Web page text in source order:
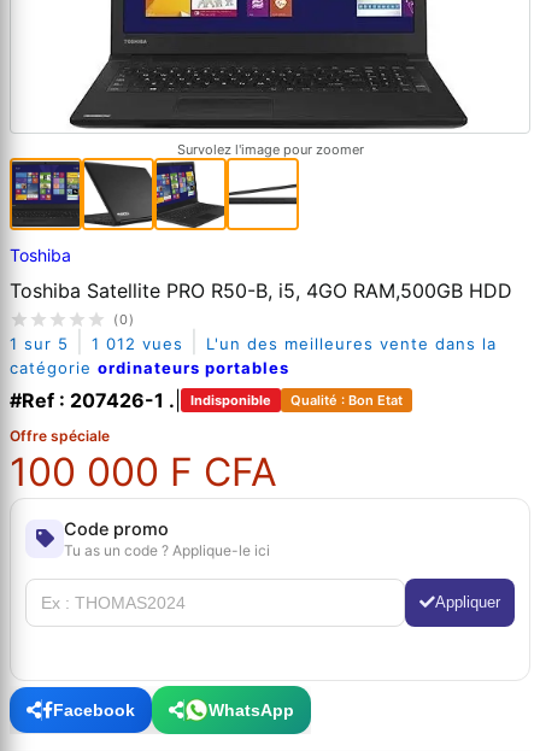
Survolez l'image pour zoomer
Toshiba
Toshiba Satellite PRO R50-B, i5, 4GO RAM,500GB HDD
(0)
1 sur 5 1 012 vues
L'un des meilleures vente dans la
catégorie ordinateurs portables
#Ref : 207426-1 . Indisponible Qualité : Bon Etat
Offre spéciale
100 000 F CFA
Code promo
Tu as un code ? Applique-le ici
Appliquer
Facebook WhatsApp